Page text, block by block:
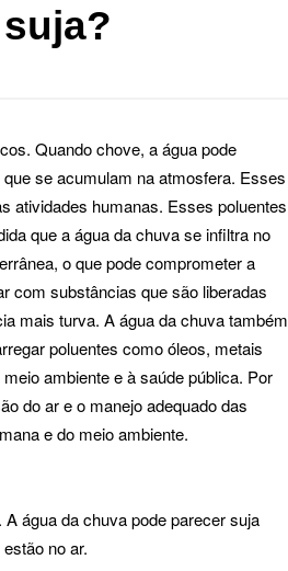
Quando chove, a água pode
se acumulam na atmosfera. Esses
atividades humanas. Esses poluentes
que a água da chuva se infiltra no
o que pode comprometer a
com substâncias que são liberadas
mais turva. A água da chuva também
poluentes como óleos, metais
ambiente e à saúde pública. Por
do ar e o manejo adequado das
e do meio ambiente.
água da chuva pode parecer suja
no ar.